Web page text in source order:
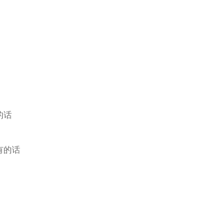
话
的话